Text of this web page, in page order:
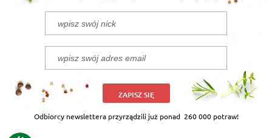
ZAPISZ SIĘ
Odbiorcy newslettera przyrządzili już ponad 260 000 potraw!